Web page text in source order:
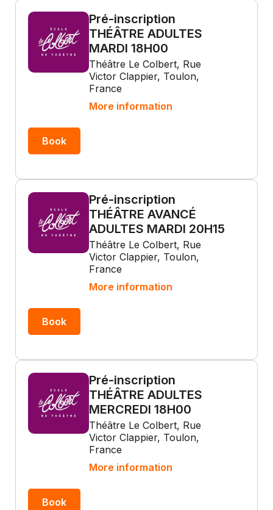
Pré-inscription
THÉÂTRE ADULTES
MARDI 18H00
Théâtre Le Colbert, Rue
Victor Clappier, Toulon,
France
More information
Book
Pré-inscription
THÉÂTRE AVANCÉ
ADULTES MARDI 20H15
Théâtre Le Colbert, Rue
Victor Clappier, Toulon,
France
More information
Book
Pré-inscription
THÉÂTRE ADULTES
MERCREDI 18H00
Théâtre Le Colbert, Rue
Victor Clappier, Toulon,
France
More information
Book